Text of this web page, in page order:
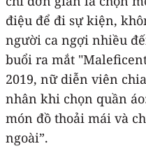
điệu để đi sự kiện,
người ca ngợi nhiều
buổi ra mắt
2019, nữ diễn viên
nhân khi chọn quần
món đồ thoải mái và
ngoài”.